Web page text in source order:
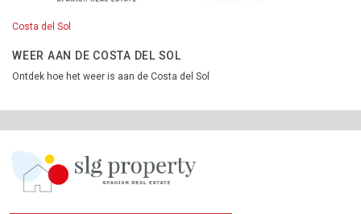
Costa del Sol
WEER AAN DE COSTA DEL SOL
Ontdek hoe het weer is aan de Costa del Sol